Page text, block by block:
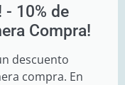
- 10% de
Compra!
descuento
compra. En